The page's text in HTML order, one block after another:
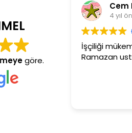
göre.
Cem Dönmez
4 yıl önce
İşçiliği mükemmel gerçekten
Ramazan usta aranan adres